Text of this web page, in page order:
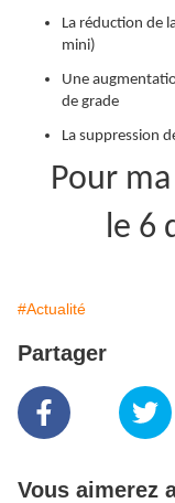
La réduction de
mini)
Une
de grade
La suppression
Pour
le 6
#Actualité
Partager
Vous aimerez